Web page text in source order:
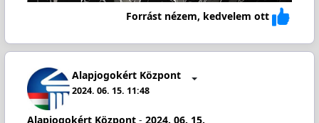
Forrást nézem, kedvelem ott
Alapjogokért Központ
2024. 06. 15. 11:48
Alapjogokért Központ- 2024. 06. 15.